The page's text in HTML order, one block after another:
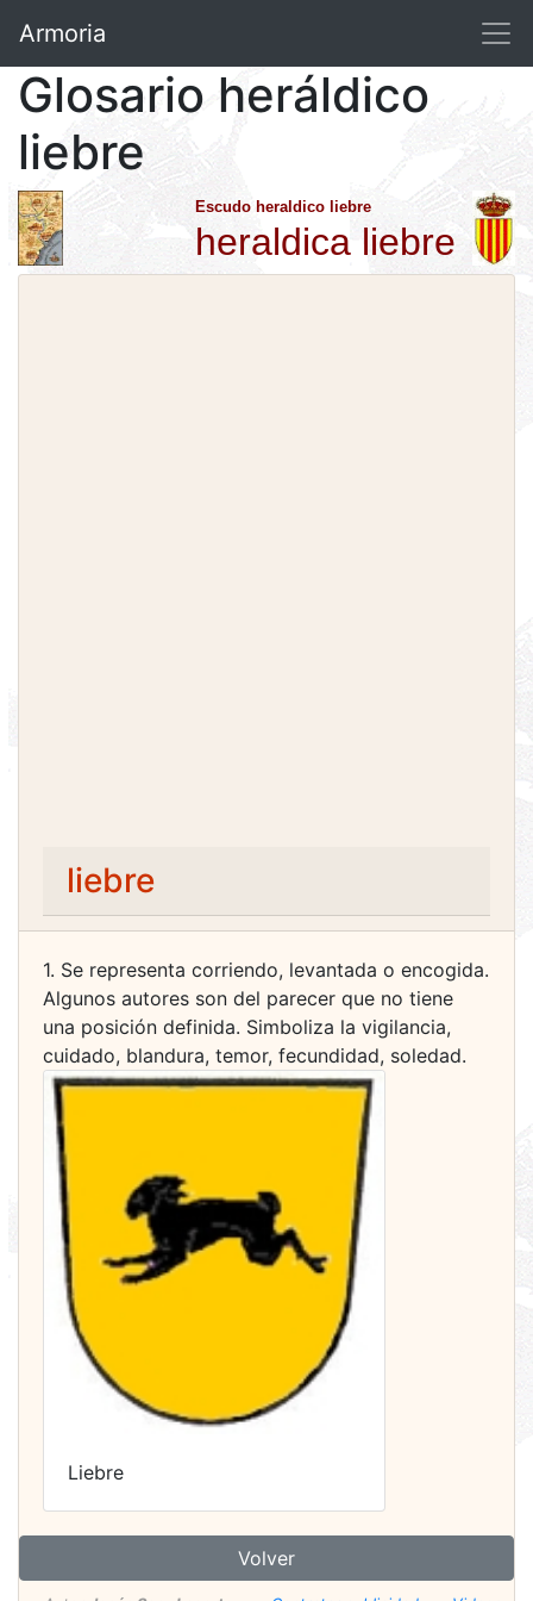
Armoria
Glosario heráldico
liebre
Escudo heraldico liebre
heraldica liebre
liebre
1. Se representa corriendo, levantada o encogida.
Algunos autores son del parecer que no tiene
una posición definida. Simboliza la vigilancia,
cuidado, blandura, temor, fecundidad, soledad.
Liebre
Volver